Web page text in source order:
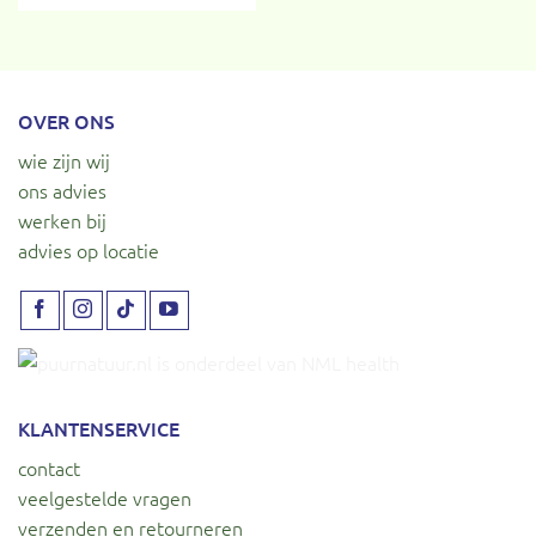
OVER ONS
wie zijn wij
ons advies
werken bij
advies op locatie
KLANTENSERVICE
contact
veelgestelde vragen
verzenden en retourneren